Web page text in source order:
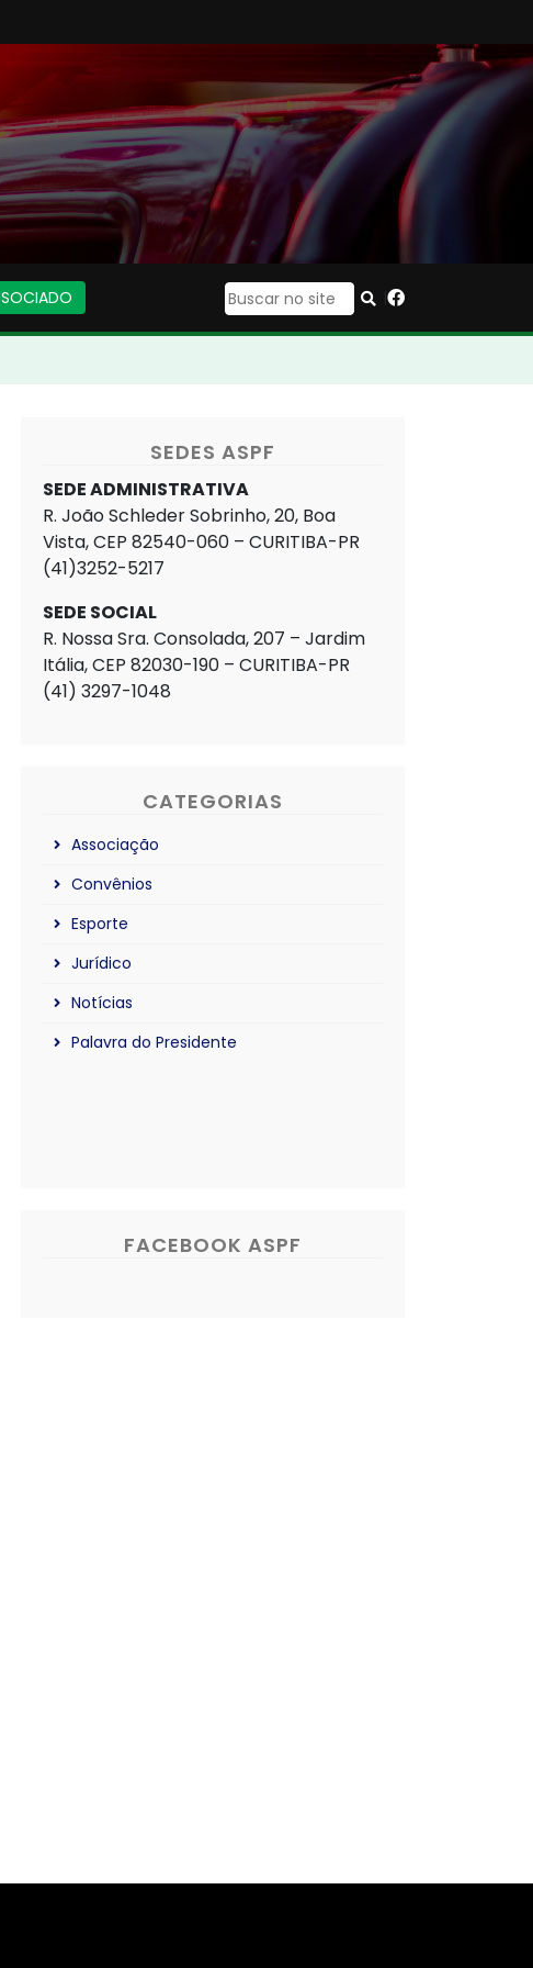
|
SEDES ASPF
SEDE ADMINISTRATIVA
R. João Schleder Sobrinho, 20, Boa
Vista, CEP 82540-060 – CURITIBA-PR
(41)3252-5217
SEDE SOCIAL
R. Nossa Sra. Consolada, 207 – Jardim
Itália, CEP 82030-190 – CURITIBA-PR
(41) 3297-1048
CATEGORIAS
Associação
Convênios
Esporte
Jurídico
Notícias
Palavra do Presidente
FACEBOOK ASPF